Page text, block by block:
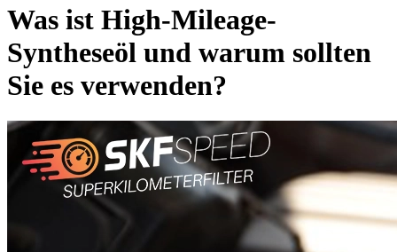
Was ist High-Mileage-
Syntheseöl und warum sollten
Sie es verwenden?